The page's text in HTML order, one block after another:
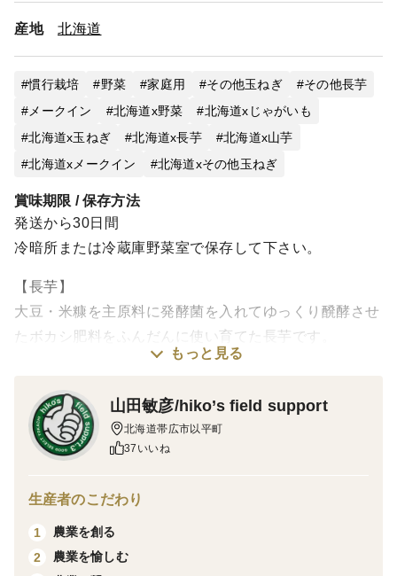
産地 北海道
慣行栽培 野菜 家庭用 その他玉ねぎ
その他長芋
メークイン
北海道x野菜
北海道xじゃがいも
北海道x玉ねぎ
北海道x長芋
北海道x山芋
北海道xメークイン
北海道xその他玉ねぎ
賞味期限 / 保存方法
発送から30日間
冷暗所または冷蔵庫野菜室で保存して下さい。
【長芋】
大豆・米糠を主原料に発酵菌を入れてゆっくり醗酵させ
たボカシ肥料をふんだんに使い育てた長芋です。
ご家庭で使いやすいサイズです！
🚨［本商品の長芋について］
カット面は乾いていますが、傷みやすいので、到着後は
なるべくお早めにお召し上がりください。
----------------------------------------
【メークイン】
もっと見る
山田敏彦/hiko’s field support
北海道帯広市以平町
37いいね
生産者のこだわり
1
農業を創る
2
農業を愉しむ